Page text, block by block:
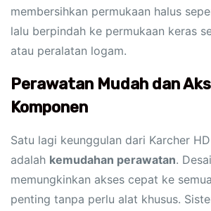
membersihkan permukaan halus
lalu berpindah ke permukaan keras
atau peralatan logam.
Perawatan Mudah dan
Komponen
Satu lagi keunggulan dari Karcher
adalah kemudahan perawatan.
memungkinkan akses cepat ke
penting tanpa perlu alat khusus.